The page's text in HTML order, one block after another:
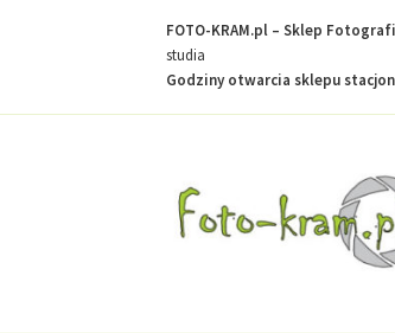
FOTO-KRAM.pl – Sklep
studia
Godziny otwarcia sklepu
do
nawigacji
do
treści